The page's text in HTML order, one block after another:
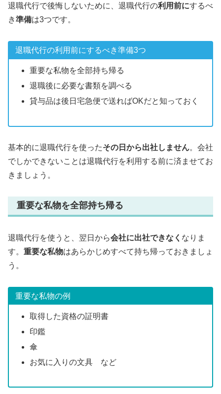
退職代行で後悔しないために、退職代行の利用前にするべ
き準備は3つです。
退職代行の利用前にするべき準備3つ
重要な私物を全部持ち帰る
退職後に必要な書類を調べる
貸与品は後日宅急便で送ればOKだと知っておく
基本的に退職代行を使ったその日から出社しません。会社
でしかできないことは退職代行を利用する前に済ませてお
きましょう。
重要な私物を全部持ち帰る
退職代行を使うと、翌日から会社に出社できなく なりま
す。 重要な私物はあらかじめすべて持ち帰っておきましょ
う。
重要な私物の例
取得した資格の証明書
印鑑
傘
お気に入りの文具 など